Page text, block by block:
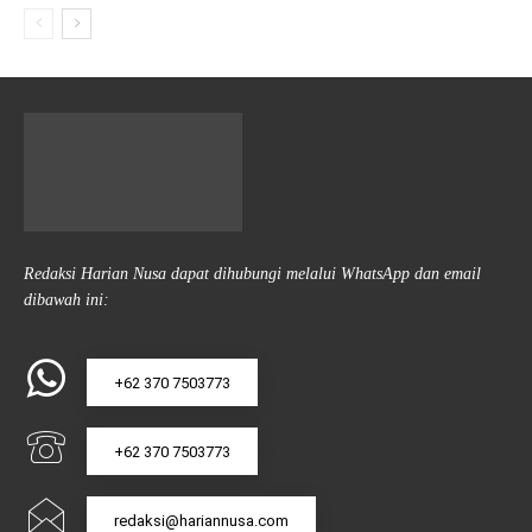
Redaksi Harian Nusa dapat dihubungi melalui WhatsApp dan email
dibawah ini:
+62 370 7503773
+62 370 7503773
redaksi@hariannusa.com